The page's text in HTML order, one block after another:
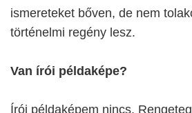
ismereteket bőven, de nem
történelmi regény lesz.
Van írói példaképe?
Írói példaképem nincs.